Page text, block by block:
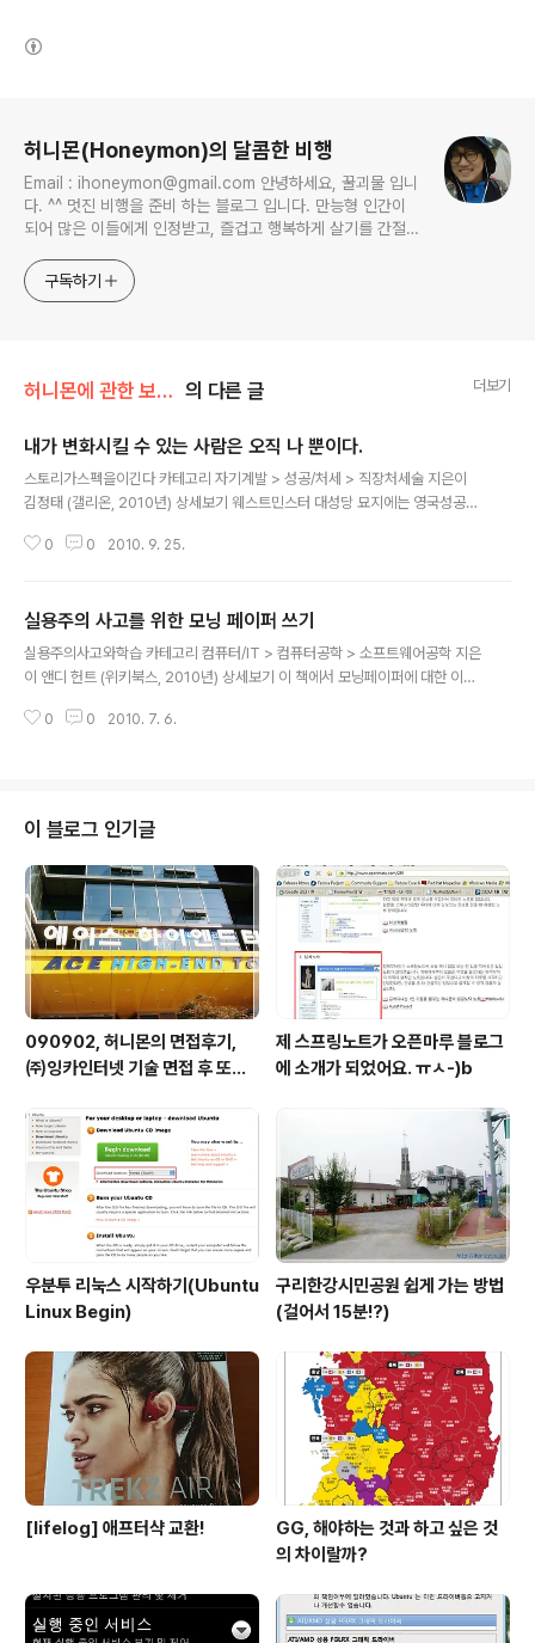
허니몬(Honeymon)의 달콤한 비행
Email : ihoneymon@gmail.com 안녕하세요, 꿀괴물 입니
다. ^^ 멋진 비행을 준비 하는 블로그 입니다. 만능형 인간이
되어 많은 이들에게 인정받고, 즐겁고 행복하게 살기를 간절히
지켜봐주세요!! ^^
구독하기
허니몬에 관한 보고서/허니몬의 드림성공노트 의 다른 글 더보기
내가 변화시킬 수 있는 사람은 오직 나 뿐이다.
스토리가스펙을이긴다 카테고리 자기계발 > 성공/처세 > 직장처세술 지은이
김정태 (갤리온, 2010년) 상세보기 웨스트민스터 대성당 묘지에는 영국성공회
없을 때 나는 세상을 변화시키겠다는 꿈을 가졌었다. 좀 더 나이가 들고 지혜를
가능한 일이었다. 황혼의 나이가 되었을 때 나는 마지막 시도로, 나와 가장 가까
운 내 가족을 변화시키겠다고 마음을 정했다. 그러나 아무것도 달라지지 않았
다. 이제 죽음을 맞이하기 위해 누운 자리에서 나는 문득 깨닫는다. 만일 내가 내
0 0 2010. 9. 25.
실용주의 사고를 위한 모닝 페이퍼 쓰기
실용주의사고와학습 카테고리 컴퓨터/IT > 컴퓨터공학 > 소프트웨어공학 지은
이 앤디 헌트 (위키북스, 2010년) 상세보기 이 책에서 모닝페이퍼에 대한 이야
에 처음 떠오르는 일을 적는 것이다. 나는... ㅡ_-);; 조금 의식적인 부분을 가미
히 3페이지 이상을 쓸 능력은 없어보인다. 그래도 일주일이 조금 지난 현재에
들어서는 어느정도 편안하게 글을 써내려가고 있다는 뿌듯함을 느끼고 있다. 이
렇게 ..
0 0 2010. 7. 6.
이 블로그 인기글
090902, 허니몬의 면접후기,
㈜잉카인터넷 기술 면접 후 또한
업!!
제 스프링노트가 오픈마루 블로그
에 소개가 되었어요. ㅠㅅ-)b
우분투 리눅스 시작하기(Ubuntu
Linux Begin)
구리한강시민공원 쉽게 가는 방법
(걸어서 15분!?)
[lifelog] 애프터샥 교환!
GG, 해야하는 것과 하고 싶은 것
의 차이랄까?